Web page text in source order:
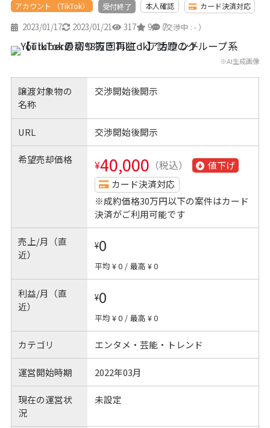
アカウント （TikTok） 受付終了 本人確認 カード決済対応
2023/01/17 2023/01/21 317 9 7
（交渉中 : - ）
※AI生成画像
譲渡対象物の
名称
交渉開始後開示
URL 交渉開始後開示
希望売却価格 ¥40,000 （税込）
値下げ
カード決済対応
※成約価格30万円以下の案件はカード
決済がご利用可能です
売上/月（直
近）
¥0
平均 ¥ 0 / 最高 ¥ 0
利益/月（直
近）
¥0
平均 ¥ 0 / 最高 ¥ 0
カテゴリ エンタメ・芸能・トレンド
運営開始時期 2022年03月
現在の運営状
況
未設定